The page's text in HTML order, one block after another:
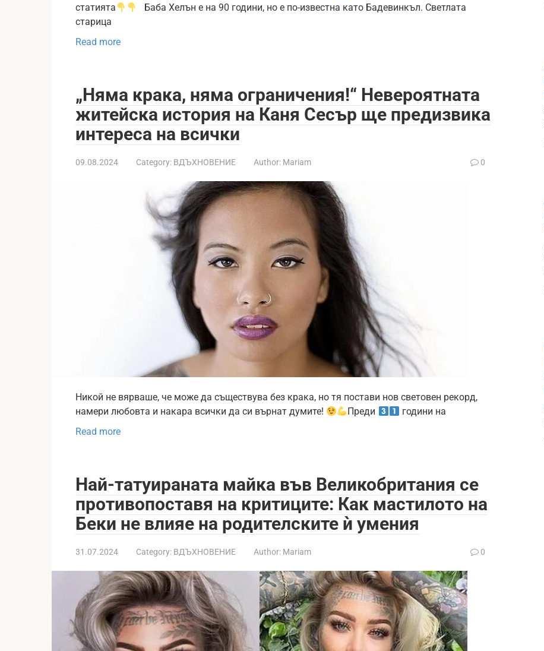
статията
Баба Хелън е на 90 години, но е по-известна като Бадевинкъл. Светлата
старица
Read more
„Няма крака, няма ограничения!“ Невероятната
житейска история на Каня Сесър ще предизвика
интереса на всички
09.08.2024 Category: ВДЪХНОВЕНИЕ Author: Mariam 0
Никой не вярваше, че може да съществува без крака, но тя постави нов световен рекорд,
намери любовта и накара всички да си върнат думите!
Преди
години на
Read more
Най-татуираната майка във Великобритания се
противопоставя на критиците: Как мастилото на
Беки не влияе на родителските ѝ умения
31.07.2024 Category: ВДЪХНОВЕНИЕ Author: Mariam 0